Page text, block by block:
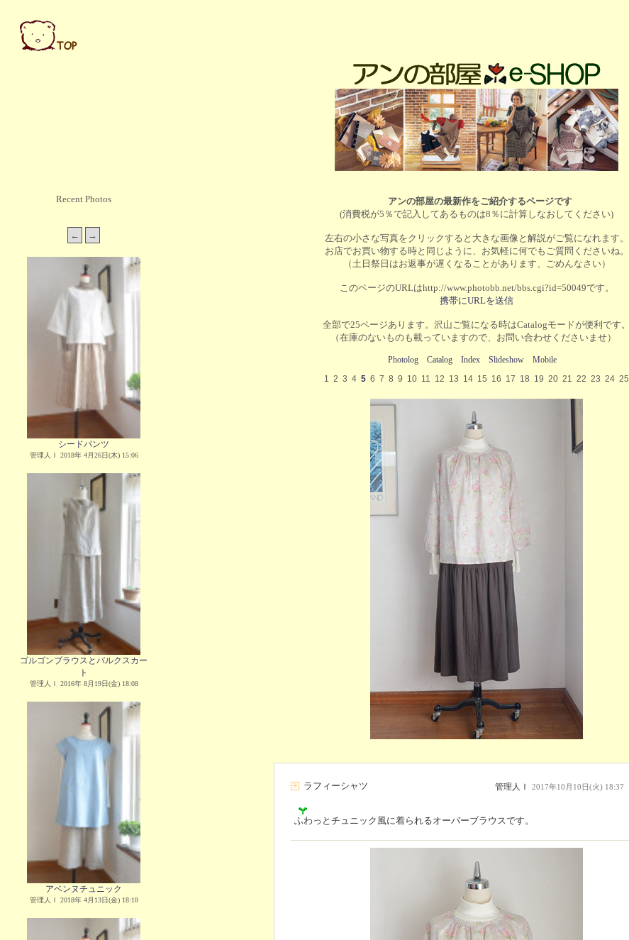
Recent Photos
シードパンツ
管理人Ｉ 2018年 4月26日(木) 15:06
ゴルゴンブラウスとバルクスカー
ト
管理人Ｉ 2016年 8月19日(金) 18:08
アベンヌチュニック
管理人Ｉ 2018年 4月13日(金) 18:18
アンの部屋の最新作をご紹介するページです
(消費税が5％で記入してあるものは8％に計算しなおしてください)
左右の小さな写真をクリックすると大きな画像と解説がご覧になれます。
お店でお買い物する時と同じように、お気軽に何でもご質問くださいね。
（土日祭日はお返事が遅くなることがあります、ごめんなさい）
このページのURLはhttp://www.photobb.net/bbs.cgi?id=50049です。
携帯にURLを送信
全部で25ページあります。沢山ご覧になる時はCatalogモードが便利です。
（在庫のないものも載っていますので、お問い合わせくださいませ）
Photolog Catalog Index Slideshow
Mobile
1 2 3 4 5 6 7 8 9 10 11 12 13 14 15 16 17 18 19 20 21 22 23 24 25
ラフィーシャツ 管理人Ｉ 2017年10月10日(火) 18:37
ふわっとチュニック風に着られるオーバーブラウスです。